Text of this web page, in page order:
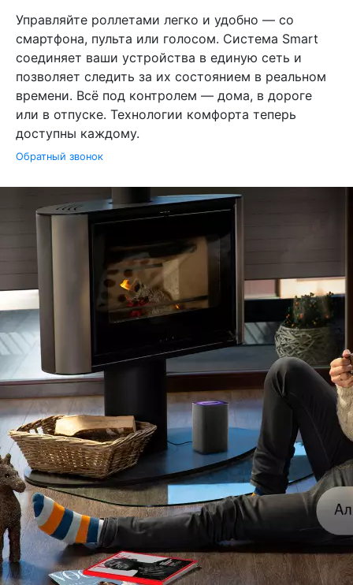
Управляйте роллетами легко и удобно — со
смартфона, пульта или голосом. Система Smart
соединяет ваши устройства в единую сеть и
позволяет следить за их состоянием в реальном
времени. Всё под контролем — дома, в дороге
или в отпуске. Технологии комфорта теперь
доступны каждому.
Обратный звонок